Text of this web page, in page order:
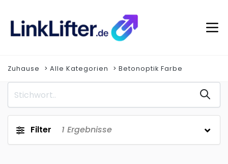
Zuhause Alle Kategorien Betonoptik Farbe
Filter 1 Ergebnisse